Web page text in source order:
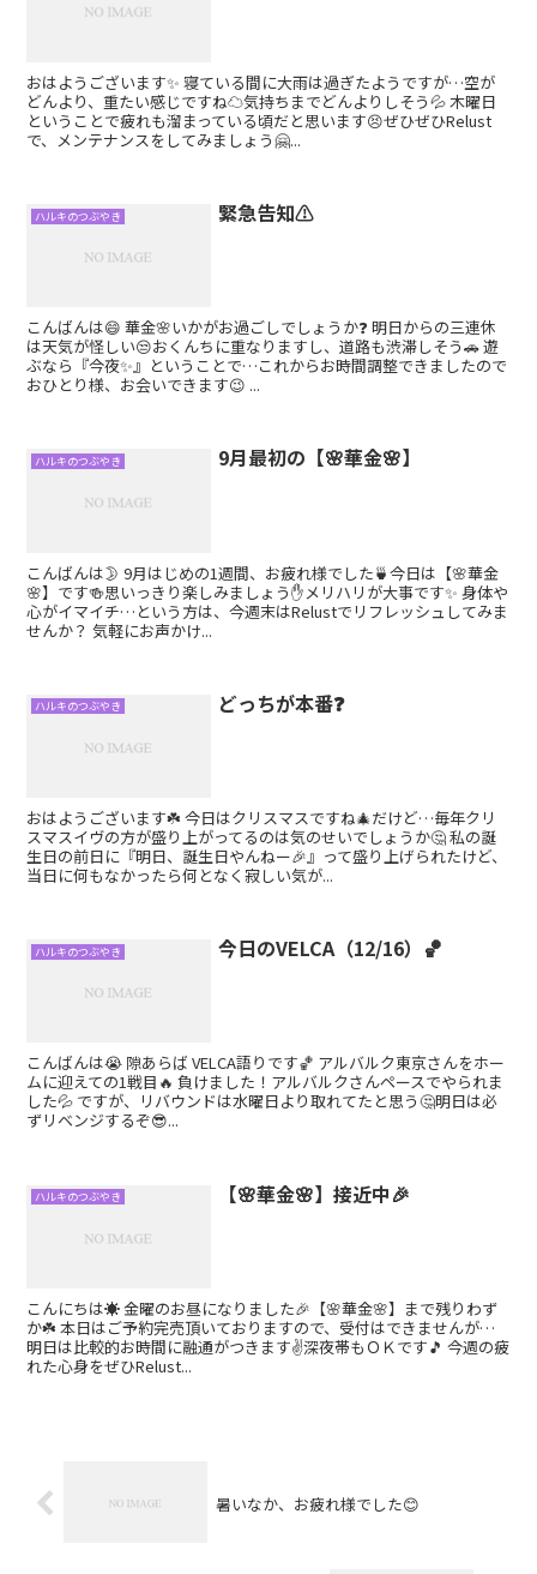
おはようございます✨ 寝ている間に大雨は過ぎたようですが…空が
どんより、重たい感じですね☁️気持ちまでどんよりしそう💦 木曜日
ということで疲れも溜まっている頃だと思います😣ぜひぜひRelust
で、メンテナンスをしてみましょう🤗...
ハルキのつぶやき 緊急告知⚠️
こんばんは😄 華金🌸いかがお過ごしでしょうか❓ 明日からの三連休
は天気が怪しい😒おくんちに重なりますし、道路も渋滞しそう🚗 遊
ぶなら『今夜✨』ということで…これからお時間調整できましたので
おひとり様、お会いできます😉 ...
ハルキのつぶやき 9月最初の【🌸華金🌸】
こんばんは🌛 9月はじめの1週間、お疲れ様でした🍵今日は【🌸華金
🌸】です🍻思いっきり楽しみましょう✋メリハリが大事です✨ 身体や
心がイマイチ…という方は、今週末はRelustでリフレッシュしてみま
せんか？ 気軽にお声かけ...
ハルキのつぶやき どっちが本番❓
おはようございます☘️ 今日はクリスマスですね🎄だけど…毎年クリ
スマスイヴの方が盛り上がってるのは気のせいでしょうか🤔 私の誕
生日の前日に『明日、誕生日やんねー🎉』って盛り上げられたけど、
当日に何もなかったら何となく寂しい気が...
ハルキのつぶやき 今日のVELCA（12/16）🏀
こんばんは😭 隙あらば VELCA語りです🏀 アルバルク東京さんをホー
ムに迎えての1戦目🔥 負けました！アルバルクさんペースでやられま
した💦 ですが、リバウンドは水曜日より取れてたと思う🤔明日は必
ずリベンジするぞ😎...
ハルキのつぶやき 【🌸華金🌸】接近中🎉
こんにちは☀️ 金曜のお昼になりました🎉【🌸華金🌸】まで残りわず
か☘️ 本日はご予約完売頂いておりますので、受付はできませんが…
明日は比較的お時間に融通がつきます✌️深夜帯もＯＫです🎵 今週の疲
れた心身をぜひRelust...
暑いなか、お疲れ様でした😊